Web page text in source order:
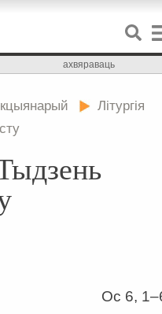
ахвяраваць
Літургія
Ос 6,